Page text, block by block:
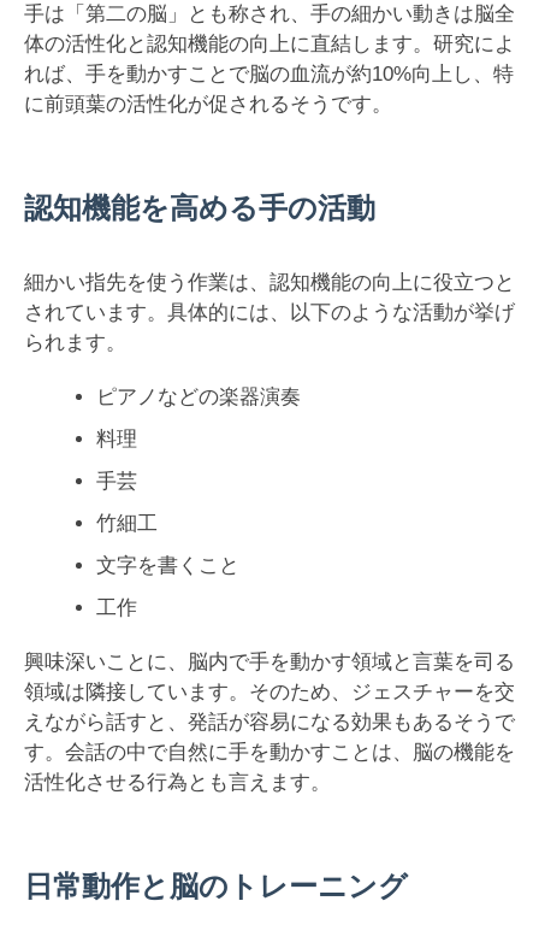
手は「第二の脳」とも称され、手の細かい動きは脳全
体の活性化と認知機能の向上に直結します。研究によ
れば、手を動かすことで脳の血流が約10%向上し、特
に前頭葉の活性化が促されるそうです。
認知機能を高める手の活動
細かい指先を使う作業は、認知機能の向上に役立つと
されています。具体的には、以下のような活動が挙げ
られます。
ピアノなどの楽器演奏
料理
手芸
竹細工
文字を書くこと
工作
興味深いことに、脳内で手を動かす領域と言葉を司る
領域は隣接しています。そのため、ジェスチャーを交
えながら話すと、発話が容易になる効果もあるそうで
す。会話の中で自然に手を動かすことは、脳の機能を
活性化させる行為とも言えます。
日常動作と脳のトレーニング